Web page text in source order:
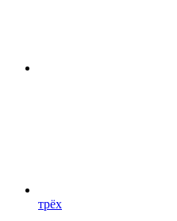
трёх